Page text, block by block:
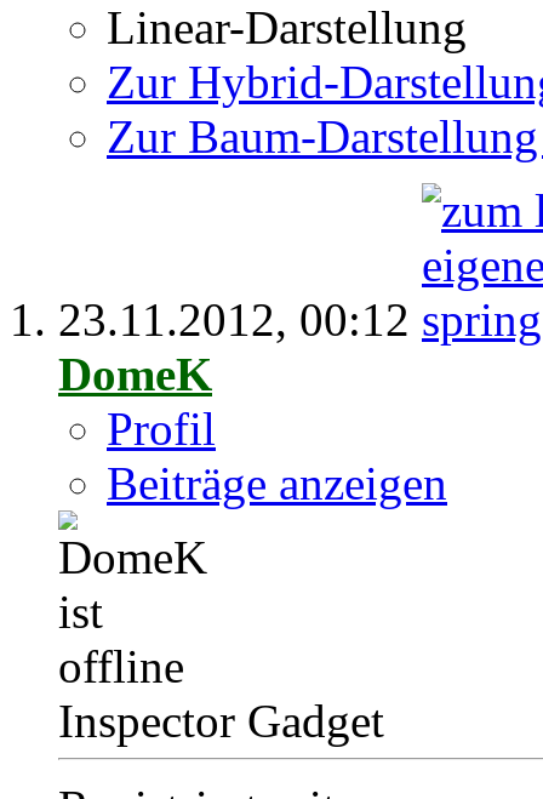
Linear-Darstellung
Zur Hybrid-
Zur Baum-
23.11.2012, 00:12
DomeK
Profil
Beiträge anzeigen
Inspector Gadget